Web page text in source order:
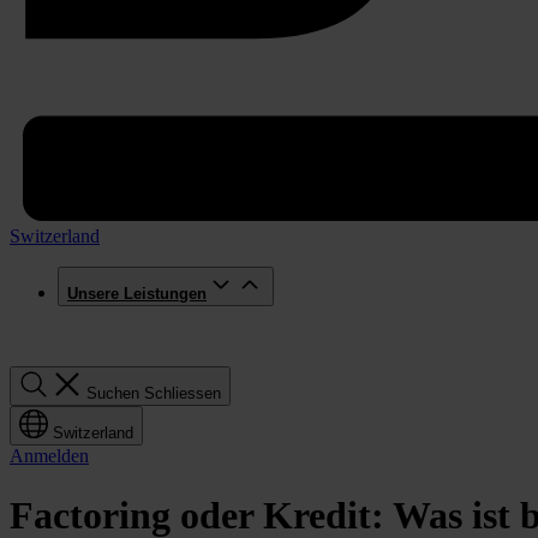
Switzerland
Unsere Leistungen
Suchen Schliessen
Switzerland
Anmelden
Factoring oder Kredit: Was ist